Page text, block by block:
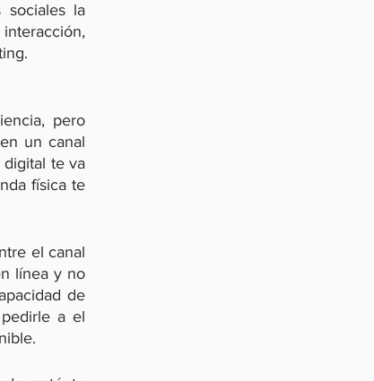
la
pero
un canal
te va
física te
el canal
línea y no
de
a el